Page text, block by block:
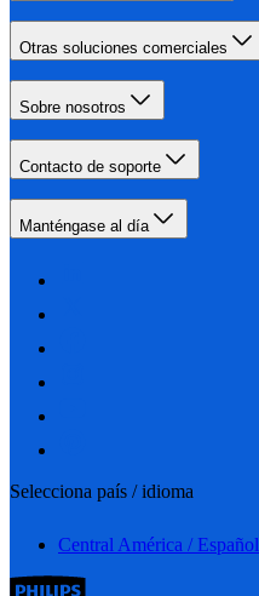
Otras soluciones comerciales
Sobre nosotros
Contacto de soporte
Manténgase al día
Selecciona país / idioma
Central América / Español